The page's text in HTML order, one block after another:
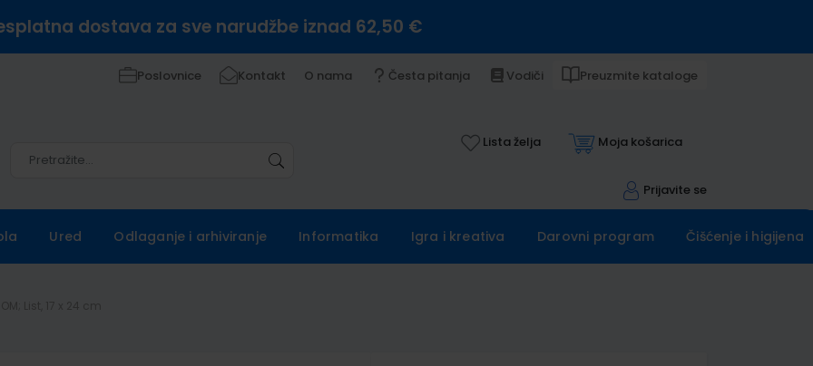
dostava za sve narudžbe iznad 62,50 €
Poslovnice Kontakt O nama Česta pitanja Vodiči Preuzmite kataloge
Lista želja Moja košarica
Prijavite se
Ured Odlaganje i arhiviranje Informatika Igra i kreativa Darovni program Čišćenje i higijena